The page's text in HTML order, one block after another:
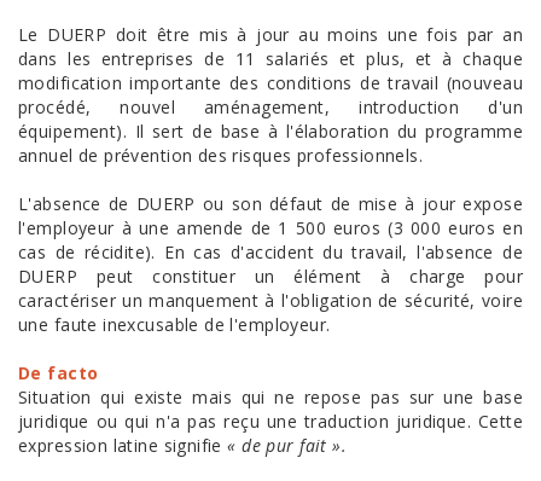
Le DUERP doit être mis à jour au moins une fois par an
dans les entreprises de 11 salariés et plus, et à chaque
modification importante des conditions de travail (nouveau
procédé, nouvel aménagement, introduction d'un
équipement). Il sert de base à l'élaboration du programme
annuel de prévention des risques professionnels.
L'absence de DUERP ou son défaut de mise à jour expose
l'employeur à une amende de 1 500 euros (3 000 euros en
cas de récidite). En cas d'accident du travail, l'absence de
DUERP peut constituer un élément à charge pour
caractériser un manquement à l'obligation de sécurité, voire
une faute inexcusable de l'employeur.
De facto
Situation qui existe mais qui ne repose pas sur une base
juridique ou qui n'a pas reçu une traduction juridique. Cette
expression latine signifie« de pur fait ».